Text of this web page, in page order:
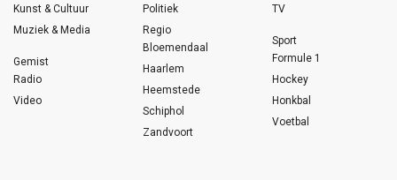
Kunst & Cultuur
Muziek & Media
Gemist
Radio
Video
Politiek
Regio
Bloemendaal
Haarlem
Heemstede
Schiphol
Zandvoort
TV
Sport
Formule 1
Hockey
Honkbal
Voetbal